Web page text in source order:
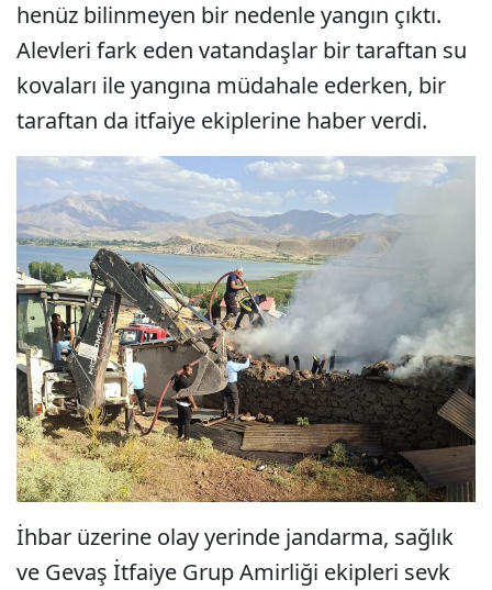
henüz bilinmeyen bir nedenle yangın çıktı.
Alevleri fark eden vatandaşlar bir taraftan su
kovaları ile yangına müdahale ederken, bir
taraftan da itfaiye ekiplerine haber verdi.
İhbar üzerine olay yerinde jandarma, sağlık
ve Gevaş İtfaiye Grup Amirliği ekipleri sevk